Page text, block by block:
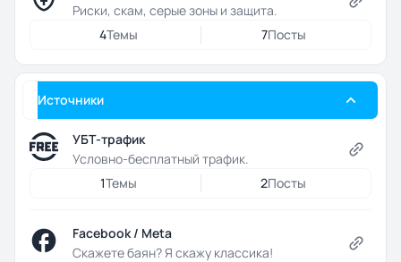
Риски, скам, серые зоны и защита.
4Темы 7Посты
Источники
УБТ-трафик
Условно-бесплатный трафик.
1Темы 2Посты
Facebook / Meta
Скажете баян? Я скажу классика!